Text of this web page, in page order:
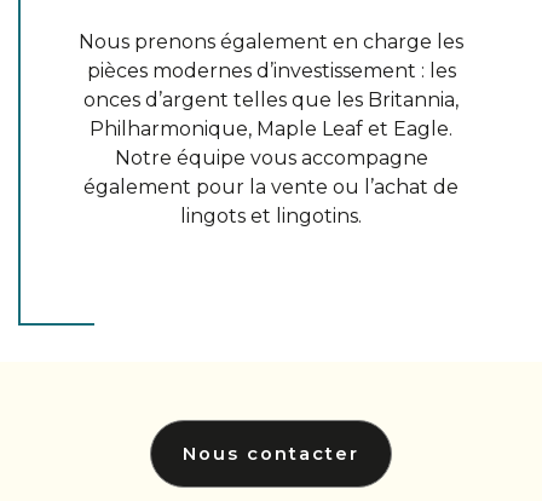
Nous prenons également en charge les
pièces modernes d’investissement : les
onces d’argent telles que les Britannia,
Philharmonique, Maple Leaf et Eagle.
Notre équipe vous accompagne
également pour la vente ou l’achat de
lingots et lingotins.
Nous contacter